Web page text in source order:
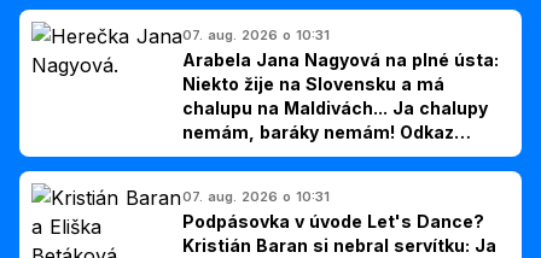
07. aug. 2026 o 10:31
Arabela Jana Nagyová na plné ústa:
Niekto žije na Slovensku a má
chalupu na Maldivách... Ja chalupy
nemám, baráky nemám! Odkaz
Slovákom
07. aug. 2026 o 10:31
Podpásovka v úvode Let's Dance?
Kristián Baran si nebral servítku: Ja